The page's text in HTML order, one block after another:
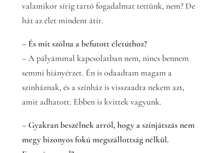
valamikor sírig tartó fogadalmat tettünk, nem? De
hát az élet mindent átír.
– És mit szólna a befutott életúthoz?
– A pályámmal kapcsolatban nem, nincs bennem
semmi hiányérzet. Én is odaadtam magam a
színháznak, és a színház is visszaadta nekem azt,
amit adhatott. Ebben is kvittek vagyunk.
– Gyakran beszélnek arról, hogy a színjátszás nem
megy bizonyos fokú megszállottság nélkül.